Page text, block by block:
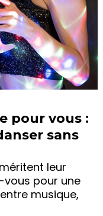
pour vous :
sans
leur
vous pour une
musique,